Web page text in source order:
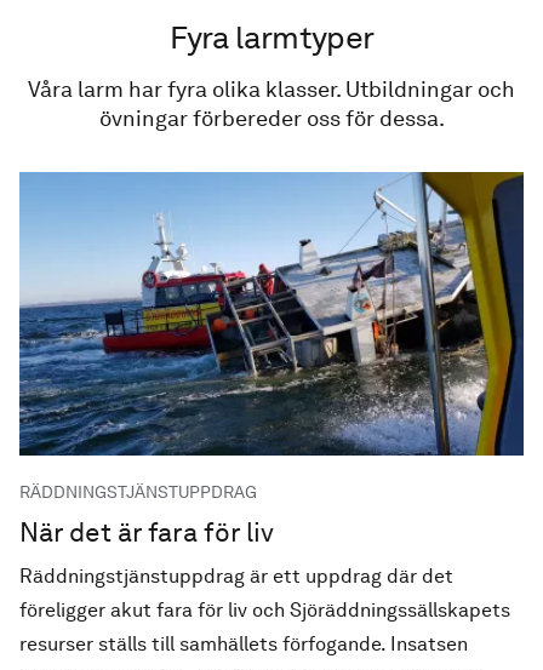
Fyra larmtyper
Våra larm har fyra olika klasser. Utbildningar och
övningar förbereder oss för dessa.
RÄDDNINGSTJÄNSTUPPDRAG
När det är fara för liv
Räddningstjänstuppdrag är ett uppdrag där det
föreligger akut fara för liv och Sjöräddningssällskapets
resurser ställs till samhällets förfogande. Insatsen